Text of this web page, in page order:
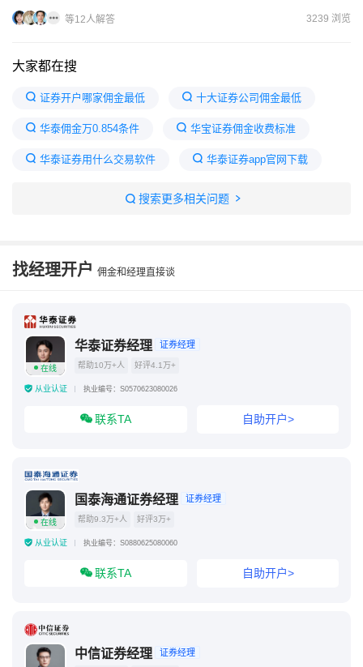
咨询和开户服务。若您有兴趣进一步了解，可以加我微信，我们将...
等12人解答 3239 浏览
大家都在搜
证券开户哪家佣金最低 十大证券公司佣金最低
华泰佣金万0.854条件 华宝证券佣金收费标准
华泰证券用什么交易软件 华泰证券app官网下载
华泰股票手续费一览表 华泰佣金调到万1.3
搜索更多相关问题
找经理开户 佣金和经理直接谈
在线
华泰证券经理 证券经理
帮助10万+人 好评4.1万+
从业认证 执业编号：S0570623080026
联系TA 自助开户>
在线
国泰海通证券经理 证券经理
帮助9.3万+人 好评3万+
从业认证 执业编号：S0880625080060
联系TA 自助开户>
中信证券经理 证券经理